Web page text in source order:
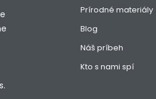
Prírodné materiály
Blog
Náš príbeh
Kto s nami spí